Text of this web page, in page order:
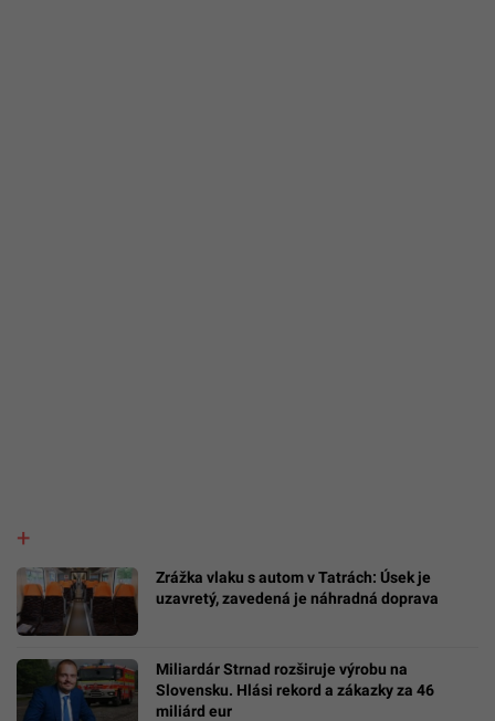
Zrážka vlaku s autom v Tatrách: Úsek je
uzavretý, zavedená je náhradná doprava
Miliardár Strnad rozširuje výrobu na
Slovensku. Hlási rekord a zákazky za 46
miliárd eur